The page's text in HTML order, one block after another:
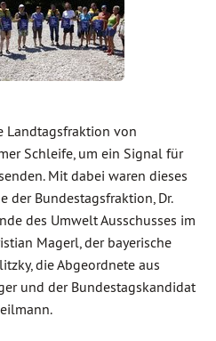
Landtagsfraktion von
Schleife, um ein Signal für
Mit dabei waren dieses
der Bundestagsfraktion, Dr.
des Umwelt Ausschusses im
Magerl, der bayerische
die Abgeordnete aus
und der Bundestagskandidat